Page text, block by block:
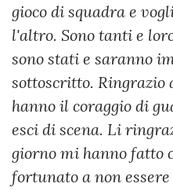
gioco di squadra e
l'altro. Sono tanti e
sono stati e saranno
sottoscritto. Ringrazio
hanno il coraggio di
esci di scena. Li
giorno mi hanno fatto
fortunato a non